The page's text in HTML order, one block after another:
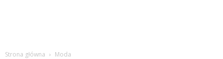
Strona główna Moda